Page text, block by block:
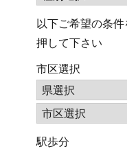
以下ご希望の条
押して下さい
市区選択
駅歩分